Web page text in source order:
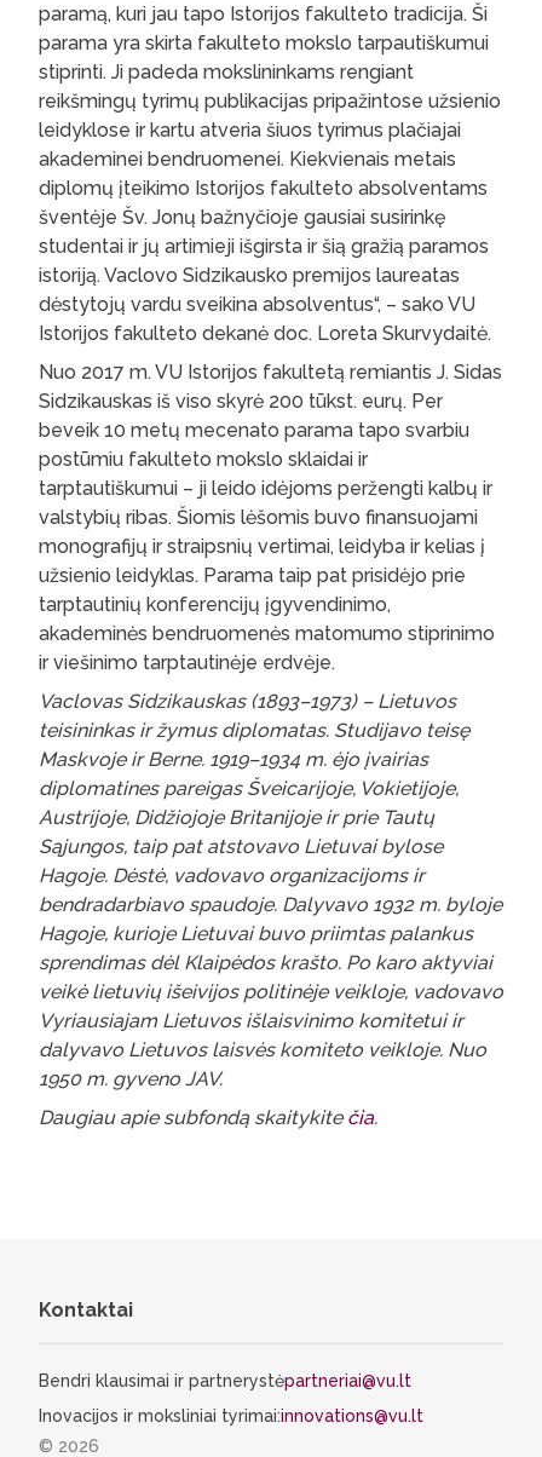
paramą, kuri jau tapo Istorijos fakulteto tradicija. Ši
parama yra skirta fakulteto mokslo tarpautiškumui
stiprinti. Ji padeda mokslininkams rengiant
reikšmingų tyrimų publikacijas pripažintose užsienio
leidyklose ir kartu atveria šiuos tyrimus plačiajai
akademinei bendruomenei. Kiekvienais metais
diplomų įteikimo Istorijos fakulteto absolventams
šventėje Šv. Jonų bažnyčioje gausiai susirinkę
studentai ir jų artimieji išgirsta ir šią gražią paramos
istoriją. Vaclovo Sidzikausko premijos laureatas
dėstytojų vardu sveikina absolventus“, – sako VU
Istorijos fakulteto dekanė doc. Loreta Skurvydaitė.
Nuo 2017 m. VU Istorijos fakultetą remiantis J. Sidas
Sidzikauskas iš viso skyrė 200 tūkst. eurų. Per
beveik 10 metų mecenato parama tapo svarbiu
postūmiu fakulteto mokslo sklaidai ir
tarptautiškumui – ji leido idėjoms peržengti kalbų ir
valstybių ribas. Šiomis lėšomis buvo finansuojami
monografijų ir straipsnių vertimai, leidyba ir kelias į
užsienio leidyklas. Parama taip pat prisidėjo prie
tarptautinių konferencijų įgyvendinimo,
akademinės bendruomenės matomumo stiprinimo
ir viešinimo tarptautinėje erdvėje.
Vaclovas Sidzikauskas (1893–1973) – Lietuvos
teisininkas ir žymus diplomatas. Studijavo teisę
Maskvoje ir Berne. 1919–1934 m. ėjo įvairias
diplomatines pareigas Šveicarijoje, Vokietijoje,
Austrijoje, Didžiojoje Britanijoje ir prie Tautų
Sąjungos, taip pat atstovavo Lietuvai bylose
Hagoje. Dėstė, vadovavo organizacijoms ir
bendradarbiavo spaudoje. Dalyvavo 1932 m. byloje
Hagoje, kurioje Lietuvai buvo priimtas palankus
sprendimas dėl Klaipėdos krašto. Po karo aktyviai
veikė lietuvių išeivijos politinėje veikloje, vadovavo
Vyriausiajam Lietuvos išlaisvinimo komitetui ir
dalyvavo Lietuvos laisvės komiteto veikloje. Nuo
1950 m. gyveno JAV.
Daugiau apie subfondą skaitykitečia.
Kontaktai
Bendri klausimai ir partnerystėpartneriai@vu.lt
Inovacijos ir moksliniai tyrimai:innovations@vu.lt
© 2026